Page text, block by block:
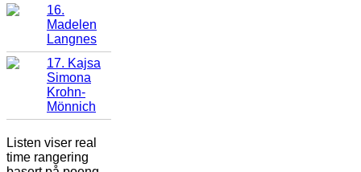
16.
Madelen
Langnes
17. Kajsa
Simona
Krohn-
Mönnich
Listen viser real
time rangering